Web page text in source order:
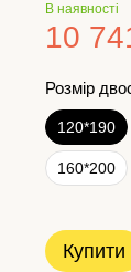
В наявності
10
Розмір
120*190
160*200
Купити